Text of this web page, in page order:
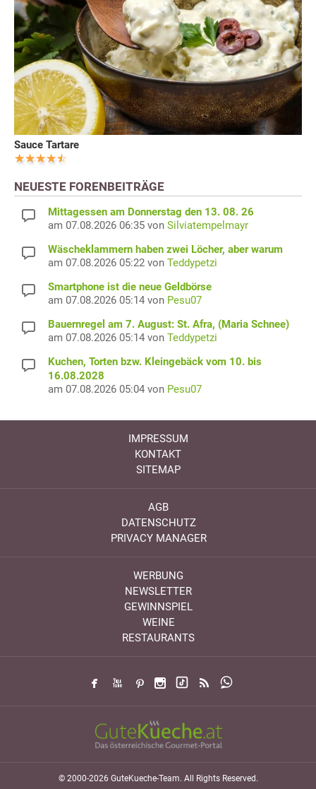
Sauce Tartare
NEUESTE FORENBEITRÄGE
Mittagessen am Donnerstag den 13. 08. 26
am 07.08.2026 06:35 von Silviatempelmayr
Wäscheklammern haben zwei Löcher, aber warum
am 07.08.2026 05:22 von Teddypetzi
Smartphone ist die neue Geldbörse
am 07.08.2026 05:14 von Pesu07
Bauernregel am 7. August: St. Afra, (Maria Schnee)
am 07.08.2026 05:14 von Teddypetzi
Kuchen, Torten bzw. Kleingebäck vom 10. bis
16.08.2028
am 07.08.2026 05:04 von Pesu07
IMPRESSUM
KONTAKT
SITEMAP
AGB
DATENSCHUTZ
PRIVACY MANAGER
WERBUNG
NEWSLETTER
GEWINNSPIEL
WEINE
RESTAURANTS
© 2000-2026 GuteKueche-Team. All Rights Reserved.